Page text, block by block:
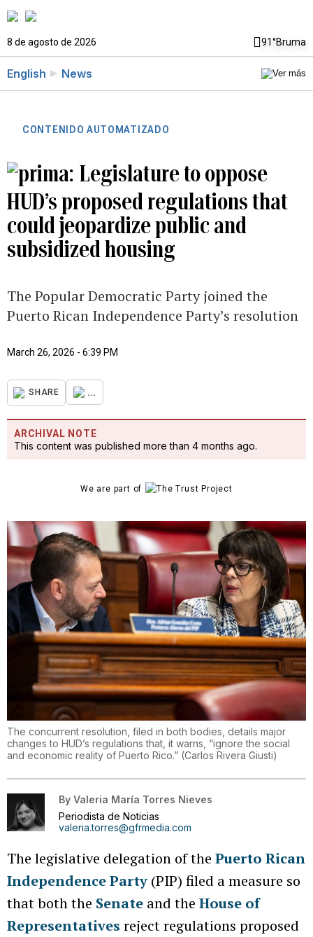
8 de agosto de 2026 91°Bruma
English News
CONTENIDO AUTOMATIZADO
Legislature to oppose
HUD’s proposed regulations that
could jeopardize public and
subsidized housing
The Popular Democratic Party joined the
Puerto Rican Independence Party’s resolution
March 26, 2026 - 6:39 PM
SHARE ...
ARCHIVAL NOTE
This content was published more than 4 months ago.
We are part of
The concurrent resolution, filed in both bodies, details major
changes to HUD’s regulations that, it warns, “ignore the social
and economic reality of Puerto Rico.” (Carlos Rivera Giusti)
By Valeria María Torres Nieves
Periodista de Noticias
valeria.torres@gfrmedia.com
The legislative delegation of the Puerto Rican
Independence Party (PIP) filed a measure so
that both the Senate and the House of
Representatives reject regulations proposed